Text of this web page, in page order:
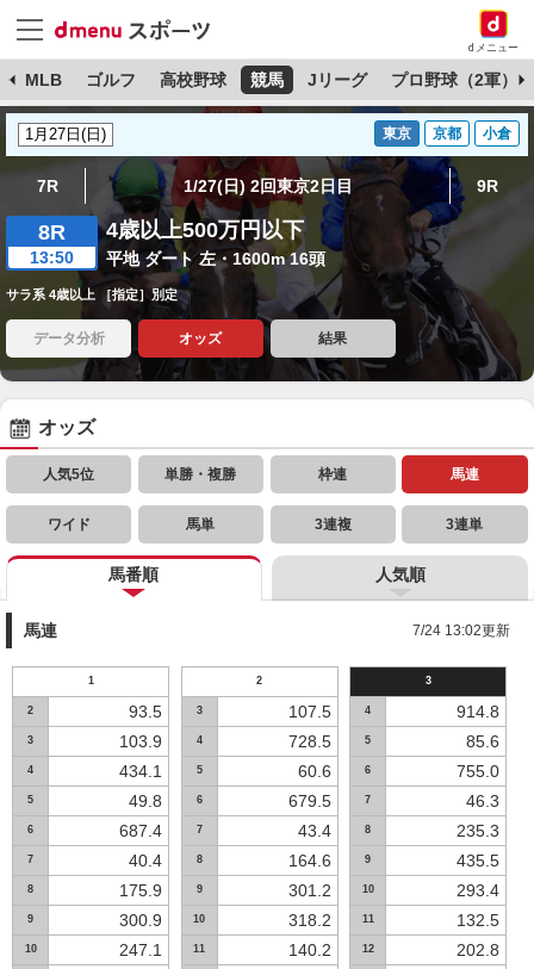
dメニュー
MLB ゴルフ 高校野球 競馬 Jリーグ プロ野球（2軍）
東京 京都 小倉
7R 1/27(日) 2回東京2日目 9R
8R
13:50
4歳以上500万円以下
平地 ダート 左・1600m 16頭
サラ系 4歳以上 ［指定］別定
データ分析 オッズ 結果
オッズ
人気5位 単勝・複勝 枠連 馬連
ワイド 馬単 3連複 3連単
馬番順 人気順
馬連 7/24 13:02更新
1
2 93.5
3 103.9
4 434.1
5 49.8
6 687.4
7 40.4
8 175.9
9 300.9
10 247.1
2
3 107.5
4 728.5
5 60.6
6 679.5
7 43.4
8 164.6
9 301.2
10 318.2
11 140.2
3
4 914.8
5 85.6
6 755.0
7 46.3
8 235.3
9 435.5
10 293.4
11 132.5
12 202.8